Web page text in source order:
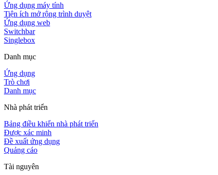
Ứng dụng máy tính
Tiện ích mở rộng trình duyệt
Ứng dụng web
Switchbar
Singlebox
Danh mục
Ứng dụng
Trò chơi
Danh mục
Nhà phát triển
Bảng điều khiển nhà phát triển
Được xác minh
Đề xuất ứng dụng
Quảng cáo
Tài nguyên